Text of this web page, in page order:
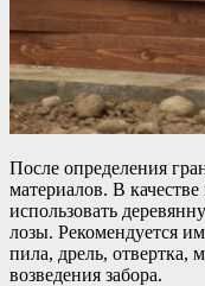
После определения
материалов. В
использовать
лозы. Рекомендуется
пила, дрель, отвертка,
возведения забора.